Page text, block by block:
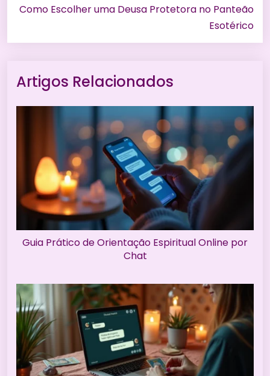
Como Escolher uma Deusa Protetora no Panteão
Esotérico
Artigos Relacionados
Guia Prático de Orientação Espiritual Online por
Chat